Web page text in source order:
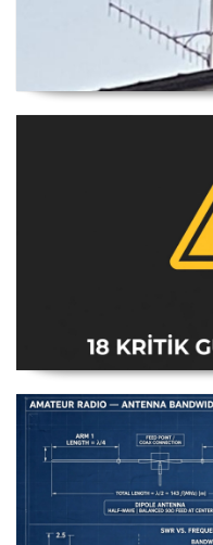
Yagi Anten
Amatör Telsiz